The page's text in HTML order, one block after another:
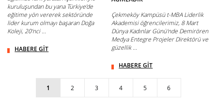
kuruluşundan bu yana Türkiye’de
eğitime yön vererek sektöründe
lider kurum olmayı başaran Doğa
Koleji, 20’nci ...
HABERE GİT
Çekmeköy Kampüsü t-MBA Liderlik
Akademisi öğrencilerimiz, 8 Mart
Dünya Kadınlar Günü'nde Demirören
Medya Entegre Projeler Direktörü ve
güzellik ...
HABERE GİT
1 2 3 4 5 6